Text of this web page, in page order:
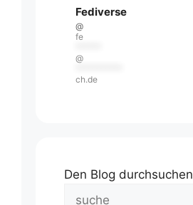
Fediverse
@
fe
@
ch.de
Den Blog durchsuchen